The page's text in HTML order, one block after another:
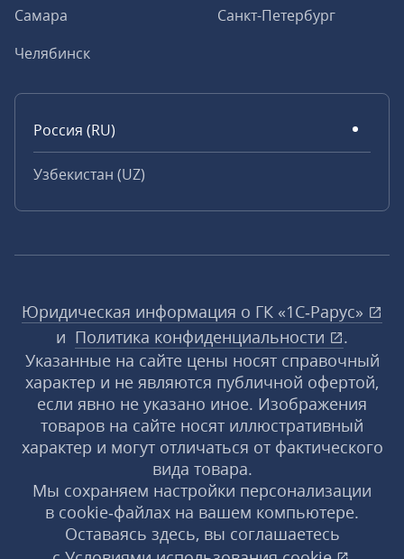
Самара
Санкт-Петербург
Челябинск
Россия (RU)
Узбекистан (UZ)
Юридическая информация о ГК «1С‑Рарус»
и Политика конфиденциальности
.
Указанные на сайте цены носят справочный
характер и не являются публичной офертой,
если явно не указано иное. Изображения
товаров на сайте носят иллюстративный
характер и могут отличаться от фактического
вида товара.
Мы сохраняем настройки персонализации
в cookie‑файлах на вашем компьютере.
Оставаясь здесь, вы соглашаетесь